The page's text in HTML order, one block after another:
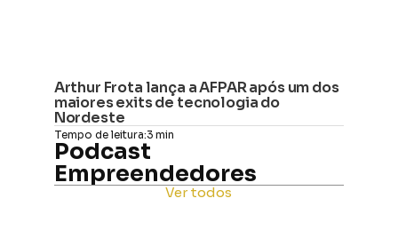
Arthur Frota lança a AFPAR após um dos
maiores exits de tecnologia do
Nordeste
Tempo de leitura:3 min
Podcast
Empreendedores
Ver todos